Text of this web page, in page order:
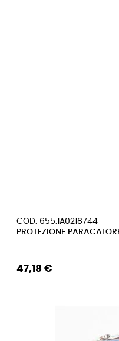
COD. 655.1A0218744
PROTEZIONE
47,18 €